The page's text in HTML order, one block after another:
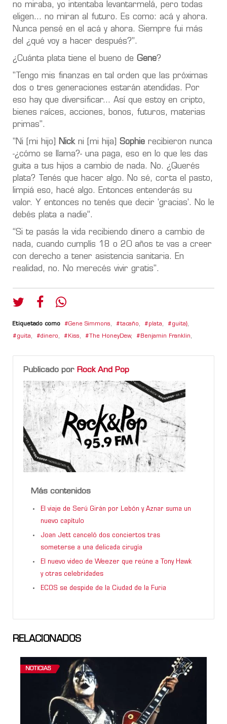
no miraba, yo intentaba levantarmelá, pero todas
eligen... no miran al futuro. Es como: acá y ahora.
Nunca pensé en el acá y ahora. Siempre fui más
del ¿qué voy a hacer después?”.
¿Cuánta plata tiene el bueno de Gene?
"Tengo mis finanzas en tal orden que las próximas
dos o tres generaciones estarán atendidas. Por
eso hay que diversificar... Así que estoy en cripto,
bienes raíces, acciones, bonos, futuros, materias
primas".
"Ni [mi hijo] Nickni [mi hija] Sophie recibieron nunca
-¿cómo se llama?- una paga, eso en lo que les das
guita a tus hijos a cambio de nada. No. ¿Querés
plata? Tenés que hacer algo. No sé, corta el pasto,
limpiá eso, hacé algo. Entonces entenderás su
valor. Y entonces no tenés que decir 'gracias'. No le
debés plata a nadie”.
“Si te pasás la vida recibiendo dinero a cambio de
nada, cuando cumplís 18 o 20 años te vas a creer
con derecho a tener asistencia sanitaria. En
realidad, no. No merecés vivir gratis".
Etiquetado como Gene Simmons, tacaño, plata, guita},
guita, dinero, Kiss, The HoneyDew, Benjamin Franklin,
Publicado por Rock And Pop
Más contenidos
El viaje de Serú Girán por Lebón y Aznar suma un
nuevo capítulo
Joan Jett canceló dos conciertos tras
someterse a una delicada cirugía
El nuevo video de Weezer que reúne a Tony Hawk
y otras celebridades
ECOS se despide de la Ciudad de la Furia
RELACIONADOS
NOTICIAS